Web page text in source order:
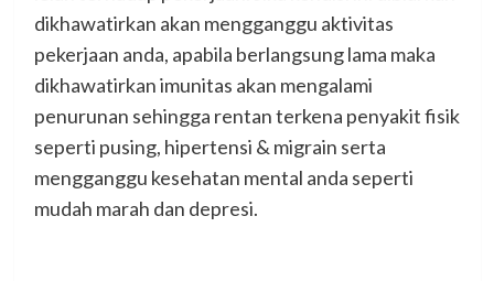
dikhawatirkan akan mengganggu aktivitas
pekerjaan anda, apabila berlangsung lama maka
dikhawatirkan imunitas akan mengalami
penurunan sehingga rentan terkena penyakit fisik
seperti pusing, hipertensi & migrain serta
mengganggu kesehatan mental anda seperti
mudah marah dan depresi.